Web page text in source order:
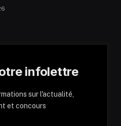
infolettre
sur l'actualité,
et concours